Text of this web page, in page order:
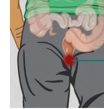
sve oko sebe na isti
postavljati granice.
Ovo je vrlo važan period
unutrašnjoj ravnoteži.